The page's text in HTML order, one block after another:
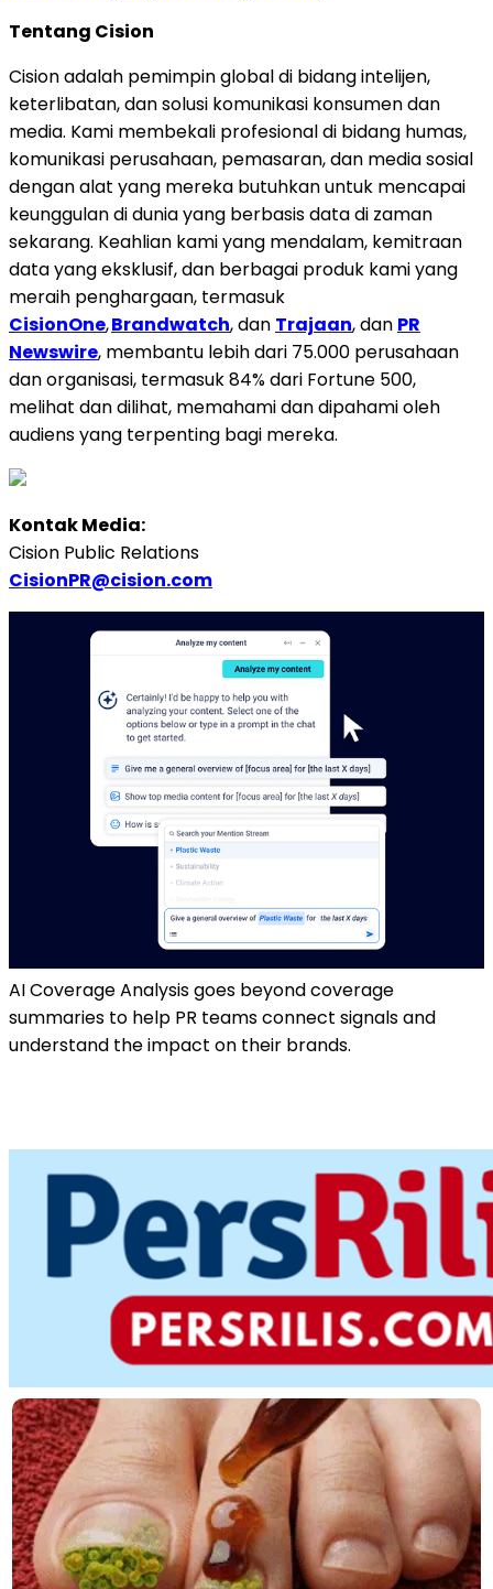
Tentang Cision
Cision adalah pemimpin global di bidang intelijen,
keterlibatan, dan solusi komunikasi konsumen dan
media. Kami membekali profesional di bidang humas,
komunikasi perusahaan, pemasaran, dan media sosial
dengan alat yang mereka butuhkan untuk mencapai
keunggulan di dunia yang berbasis data di zaman
sekarang. Keahlian kami yang mendalam, kemitraan
data yang eksklusif, dan berbagai produk kami yang
meraih penghargaan, termasuk
CisionOne,Brandwatch, dan Trajaan, dan PR
Newswire, membantu lebih dari 75.000 perusahaan
dan organisasi, termasuk 84% dari Fortune 500,
melihat dan dilihat, memahami dan dipahami oleh
audiens yang terpenting bagi mereka.
Kontak Media:
Cision Public Relations
CisionPR@cision.com
AI Coverage Analysis goes beyond coverage
summaries to help PR teams connect signals and
understand the impact on their brands.